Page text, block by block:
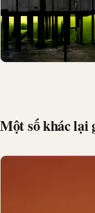
Một số khác lại